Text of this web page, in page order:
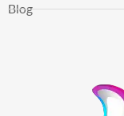
Blog